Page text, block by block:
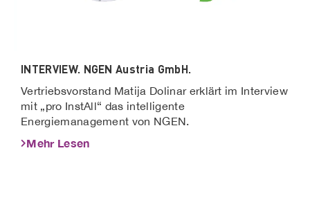
INTERVIEW. NGEN Austria GmbH.
Vertriebsvorstand Matija Dolinar erklärt im Interview
mit „pro InstAll“ das intelligente
Energiemanagement von NGEN.
Mehr Lesen